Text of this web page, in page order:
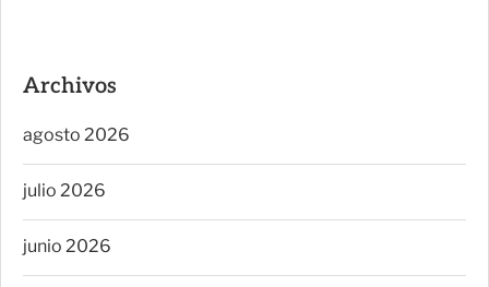
Archivos
agosto 2026
julio 2026
junio 2026